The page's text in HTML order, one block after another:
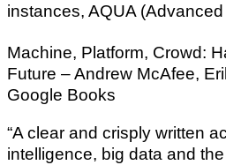
instances, AQUA
Machine, Platform, Crowd:
Future – Andrew McAfee,
Google Books
“A clear and crisply written
intelligence, big data and